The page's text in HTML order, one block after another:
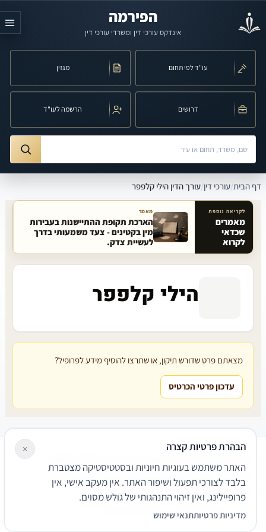
הפירמה
אינדקס עורכי דין ומשרדי עורכי דין
עו"ד לפי תחום מגזין
דרושים הרשמה לעו"ד
חיפוש לפי שם, משרד, תחום משפט או עיר
דף הבית/עורכי דין/עורך הדין הילי קלפפר
מאמרים קשורים באתר
לקריאה נוספת
מאמרים
שכדאי
לקרוא
מאמר
הארכת תקופת ההתיישנות בעבירות
מין בקטינים - צעד משמעותי בדרך
לעשיית צדק.
הילי קלפפר
מצאתם פרט שדורש תיקון, או שתרצו להוסיף מידע לפרופיל?
עדכון פרטי הכרטיס
שירותים משפטיים
דרושים צור קשר נגישותפרטיות
תנאי שימוש
© 2026 הפירמה. כל הזכויות שמורות.
הבהרת פרטיות קצרה
האתר משתמש בעוגיות חיוניות ובסטטיסטיקה מצטברת
בלבד לצורכי תפעול ושיפור האתר. אין מעקב אישי, אין
פרופיילינג, ואין זיהוי התנהגותי של גולש מסוים.
מדיניות פרטיותתנאי שימוש
×